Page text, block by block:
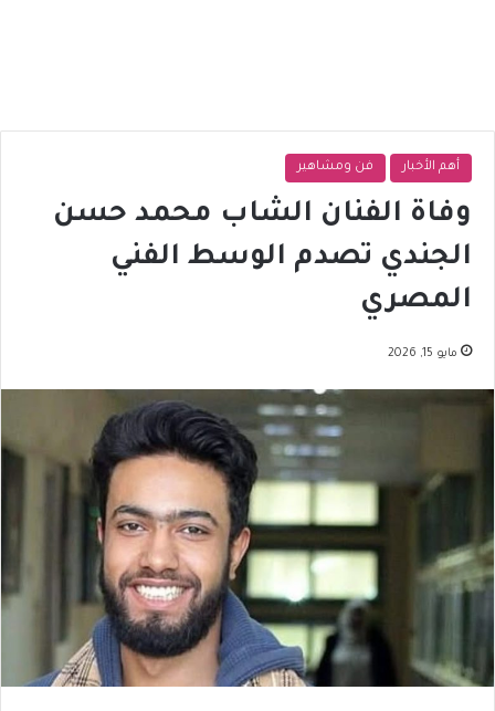
أهم الأخبار فن ومشاهير
وفاة الفنان الشاب محمد حسن
الجندي تصدم الوسط الفني
المصري
مايو 15, 2026